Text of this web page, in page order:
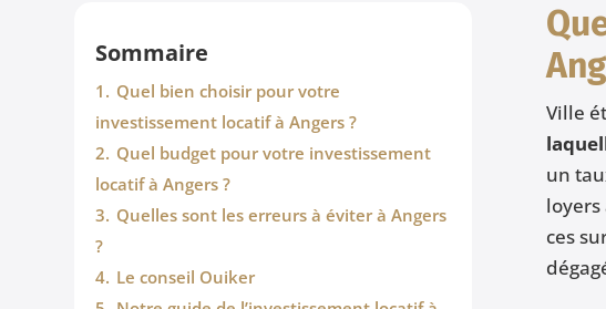
Sommaire
1. Quel bien choisir pour votre
investissement locatif à Angers ?
2. Quel budget pour votre investissement
locatif à Angers ?
3. Quelles sont les erreurs à éviter à Angers
?
4. Le conseil Ouiker
Ville
un
loyers
ces